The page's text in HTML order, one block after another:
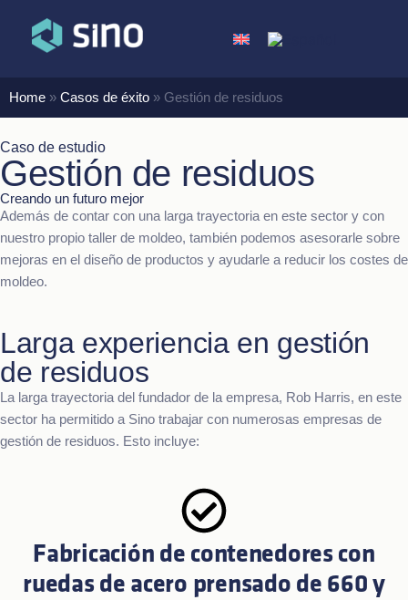
Home » Casos de éxito » Gestión de residuos
Caso de estudio
Gestión de residuos
Creando un futuro mejor
Además de contar con una larga trayectoria en este sector y con
nuestro propio taller de moldeo, también podemos asesorarle sobre
mejoras en el diseño de productos y ayudarle a reducir los costes de
moldeo.
Larga experiencia en gestión
de residuos
La larga trayectoria del fundador de la empresa, Rob Harris, en este
sector ha permitido a Sino trabajar con numerosas empresas de
gestión de residuos. Esto incluye:
Fabricación de contenedores con
ruedas de acero prensado de 660 y